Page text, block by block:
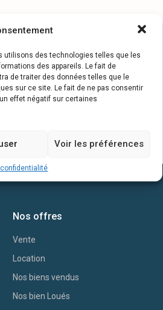
utilisons des technologies telles que les
des appareils. Le fait de
de traiter des données telles que le
sur ce site. Le fait de ne pas consentir
effet négatif sur certaines
Voir les préférences
Nos offres
Vente
Location
Nos biens vendus
Nos bien Loués